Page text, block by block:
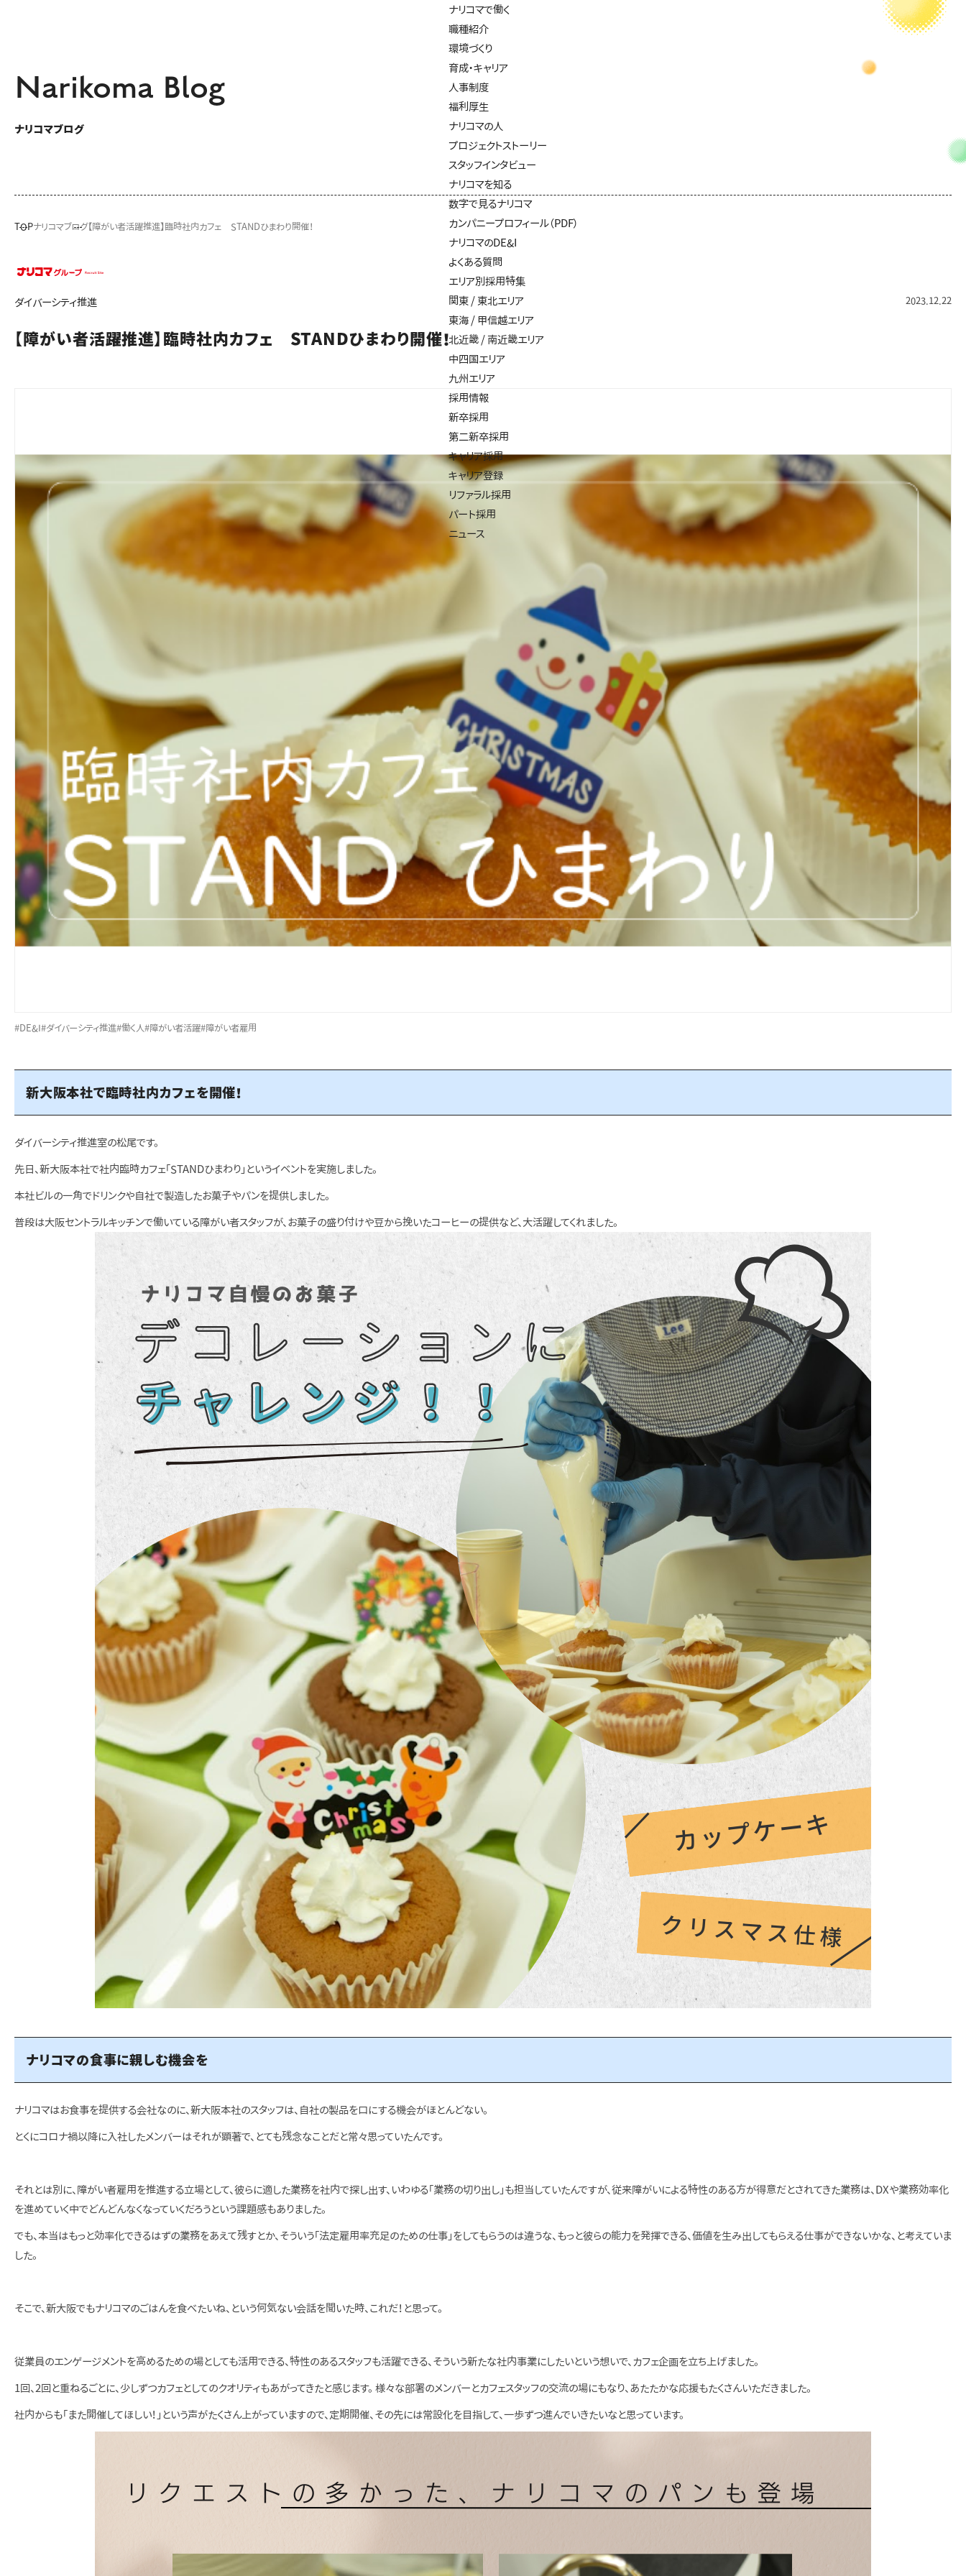
ナリコマで働く
職種紹介
環境づくり
育成・キャリア
人事制度
福利厚生
ナリコマの人
プロジェクトストーリー
スタッフインタビュー
ナリコマを知る
数字で見るナリコマ
カンパニープロフィール（PDF）
ナリコマのDE&I
よくある質問
エリア別採用特集
関東 / 東北エリア
東海 / 甲信越エリア
北近畿 / 南近畿エリア
中四国エリア
九州エリア
採用情報
新卒採用
第二新卒採用
キャリア採用
キャリア登録
リファラル採用
パート採用
ニュース
Narikoma Blog
ナリコマブログ
TOPナリコマブログ【障がい者活躍推進】臨時社内カフェ STANDひまわり開催！
ダイバーシティ推進 2023.12.22
【障がい者活躍推進】臨時社内カフェ STANDひまわり開催！
#DE&I#ダイバーシティ推進#働く人#障がい者活躍#障がい者雇用
新大阪本社で臨時社内カフェを開催！
ダイバーシティ推進室の松尾です。
先日、新大阪本社で社内臨時カフェ「STANDひまわり」というイベントを実施しました。
本社ビルの一角でドリンクや自社で製造したお菓子やパンを提供しました。
普段は大阪セントラルキッチンで働いている障がい者スタッフが、お菓子の盛り付けや豆から挽いたコーヒーの提供など、大活躍してくれました。
ナリコマの食事に親しむ機会を
ナリコマはお食事を提供する会社なのに、新大阪本社のスタッフは、自社の製品を口にする機会がほとんどない。
とくにコロナ禍以降に入社したメンバーはそれが顕著で、とても残念なことだと常々思っていたんです。
それとは別に、障がい者雇用を推進する立場として、彼らに適した業務を社内で探し出す、いわゆる「業務の切り出し」も担当していたんですが、従来障がいによる特性のある方が得意だとされてきた業務は、DXや業務効率化
を進めていく中でどんどんなくなっていくだろうという課題感もありました。
でも、本当はもっと効率化できるはずの業務をあえて残すとか、そういう「法定雇用率充足のための仕事」をしてもらうのは違うな、もっと彼らの能力を発揮できる、価値を生み出してもらえる仕事ができないかな、と考えていま
した。
そこで、新大阪でもナリコマのごはんを食べたいね、という何気ない会話を聞いた時、これだ！と思って。
従業員のエンゲージメントを高めるための場としても活用できる、特性のあるスタッフも活躍できる、そういう新たな社内事業にしたいという想いで、カフェ企画を立ち上げました。
1回、2回と重ねるごとに、少しずつカフェとしてのクオリティもあがってきたと感じます。 様々な部署のメンバーとカフェスタッフの交流の場にもなり、あたたかな応援もたくさんいただきました。
社内からも「また開催してほしい！」という声がたくさん上がっていますので、定期開催、その先には常設化を目指して、一歩ずつ進んでいきたいなと思っています。